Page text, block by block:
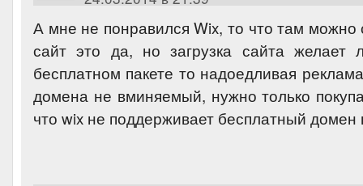
А мне не понравился Wix, то что там можно
сайт это да, но загрузка сайта желает
бесплатном пакете то надоедливая
домена не вминяемый, нужно только
что wix не поддерживает бесплатный домен